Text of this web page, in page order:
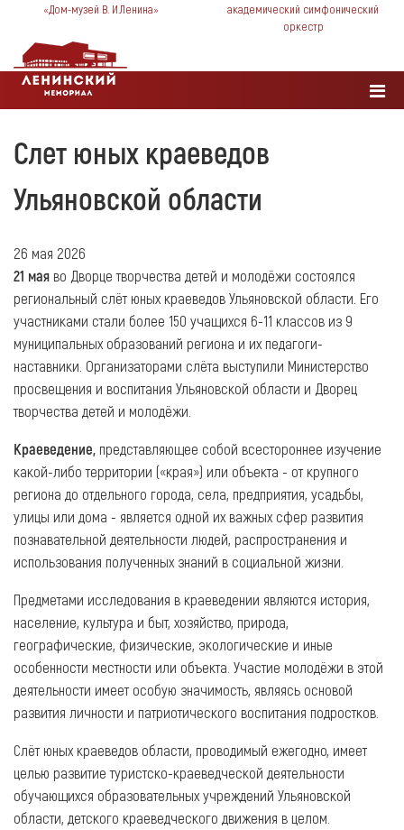
«Дом-музей В. И.Ленина»
академический симфонический
оркестр
Слет юных краеведов
Ульяновской области
26 мая 2026
21 мая во Дворце творчества детей и молодёжи состоялся
региональный слёт юных краеведов Ульяновской области. Его
участниками стали более 150 учащихся 6-11 классов из 9
муниципальных образований региона и их педагоги-
наставники. Организаторами слёта выступили Министерство
просвещения и воспитания Ульяновской области и Дворец
творчества детей и молодёжи.
Краеведение, представляющее собой всестороннее изучение
какой-либо территории («края») или объекта - от крупного
региона до отдельного города, села, предприятия, усадьбы,
улицы или дома - является одной их важных сфер развития
познавательной деятельности людей, распространения и
использования полученных знаний в социальной жизни.
Предметами исследования в краеведении являются история,
население, культура и быт, хозяйство, природа,
географические, физические, экологические и иные
особенности местности или объекта. Участие молодёжи в этой
деятельности имеет особую значимость, являясь основой
развития личности и патриотического воспитания подростков.
Слёт юных краеведов области, проводимый ежегодно, имеет
целью развитие туристско-краеведческой деятельности
обучающихся образовательных учреждений Ульяновской
области, детского краеведческого движения в целом.